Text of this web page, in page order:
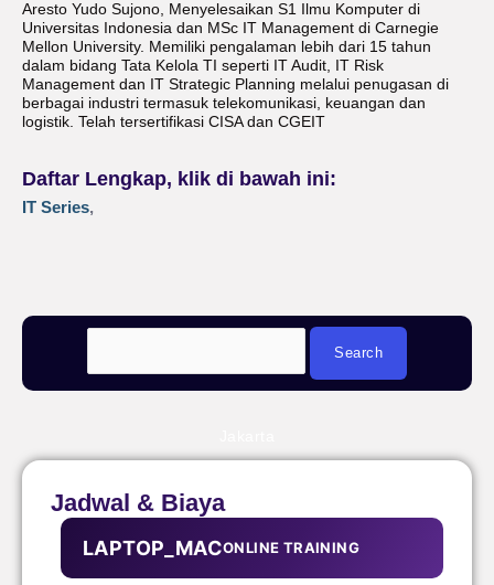
Aresto Yudo Sujono, Menyelesaikan S1 Ilmu Komputer di
Universitas Indonesia dan MSc IT Management di Carnegie
Mellon University. Memiliki pengalaman lebih dari 15 tahun
dalam bidang Tata Kelola TI seperti IT Audit, IT Risk
Management dan IT Strategic Planning melalui penugasan di
berbagai industri termasuk telekomunikasi, keuangan dan
logistik. Telah tersertifikasi CISA dan CGEIT
Daftar Lengkap, klik di bawah ini:
IT Series,
Jadwal & Biaya
LAPTOP_MACONLINE TRAINING